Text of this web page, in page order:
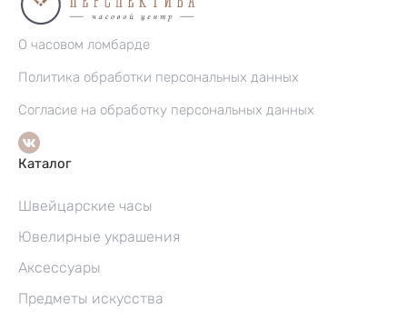
О часовом ломбарде
Политика обработки персональных данных
Согласие на обработку персональных данных
Каталог
Швейцарские часы
Ювелирные украшения
Аксессуары
Предметы искусства